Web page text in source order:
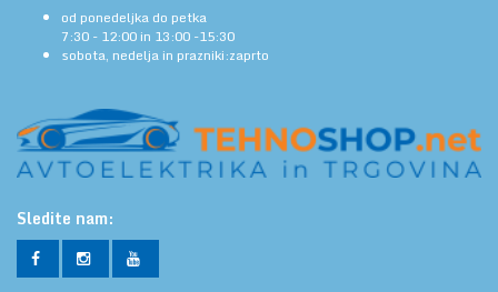
od ponedeljka do petka
7:30 - 12:00 in 13:00 -15:30
sobota, nedelja in prazniki:zaprto
Sledite nam: